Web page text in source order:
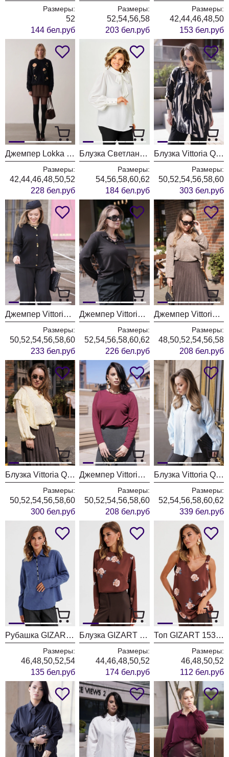
Размеры:
52
144 бел.руб
Размеры:
52,54,56,58
203 бел.руб
Размеры:
42,44,46,48,50
153 бел.руб
Джемпер Lokka 1971
Размеры:
42,44,46,48,50,52
228 бел.руб
Блузка Светлана-Стиль 1734 молочный однотон
Размеры:
54,56,58,60,62
184 бел.руб
Блузка Vittoria Queen 31243 черный+бежевый
Размеры:
50,52,54,56,58,60
303 бел.руб
Джемпер Vittoria Queen 31213 черный
Размеры:
50,52,54,56,58,60
233 бел.руб
Джемпер Vittoria Queen 31193 коричневый
Размеры:
52,54,56,58,60,62
226 бел.руб
Джемпер Vittoria Queen 31163 тауп
Размеры:
48,50,52,54,56,58
208 бел.руб
Блузка Vittoria Queen 31123 лимонный
Размеры:
50,52,54,56,58,60
300 бел.руб
Джемпер Vittoria Queen 30923/1 бордо
Размеры:
50,52,54,56,58,60
208 бел.руб
Блузка Vittoria Queen 30423 голубой
Размеры:
52,54,56,58,60,62
339 бел.руб
Рубашка GIZART 15450 синий + клетка
Размеры:
46,48,50,52,54
135 бел.руб
Блузка GIZART 15434 капучино + принт цветы
Размеры:
44,46,48,50,52
174 бел.руб
Топ GIZART 15328 капучино + принт цветы
Размеры:
46,48,50,52
112 бел.руб